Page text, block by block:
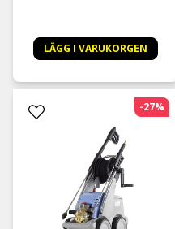
LÄGG I VARUKORGEN
-27%